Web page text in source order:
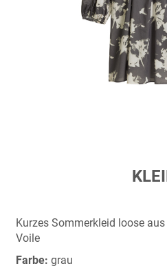
springen
Kurzes Sommerkleid loose
Voile
Farbe: grau